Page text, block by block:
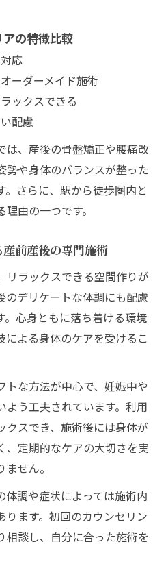
の特徴比較
応
ーダーメイド施術
ックスできる
配慮
は、産後の骨盤矯正や腰痛改
勢や身体のバランスが整った
。さらに、駅から徒歩圏内と
由の一つです。
前産後の専門施術
リラックスできる空間作りが
のデリケートな体調にも配慮
。心身ともに落ち着ける環境
による身体のケアを受けるこ
な方法が中心で、妊娠中や
よう工夫されています。利用
クスでき、施術後には身体が
、定期的なケアの大切さを実
せん。
体調や症状によっては施術内
ます。初回のカウンセリン
相談し、自分に合った施術を